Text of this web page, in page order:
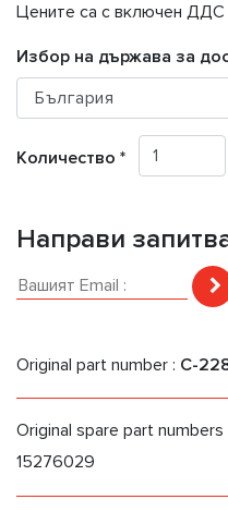
Цените са с включен ДДС
Избор на държава за
Количество *
Направи
Original part number : C-
Original spare part numbers
15276029